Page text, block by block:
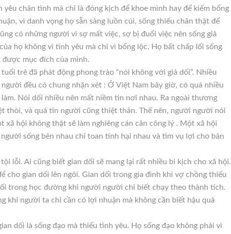
yêu chân tình mà chỉ là đóng kịch để khoe mình hay để kiếm bổng
vì danh vọng họ sẵn sàng luồn cúi, sống thiếu chân thật để
có những người vì sợ mất việc, sợ bị đuổi việc nên sống giả
họ không vì tình yêu mà chỉ vì bổng lộc. Họ bất chấp lối sống
được mục đích của mình.
trẻ đã phát động phong trào “nói không với giả dối”. Nhiều
đều có chung nhận xét : Ở Việt Nam bây giờ, có quá nhiều
Nói dối nhiều nên mất niềm tin nơi nhau. Ra ngoài thương
thòi, và quá tin người cũng thiệt thân. Thế nên, người người nói
xã hội không thật sẽ làm nghiêng cán cân công lý . Một xã hội
sống bên nhau chỉ toan tính hại nhau và tìm vụ lợi cho bản
lỗi. Ai cũng biết gian dối sẽ mang lại rất nhiều bi kịch cho xã hội.
cho gian dối lên ngôi. Gian dối trong gia đình khi vợ chồng thiếu
trong học đường khi người người chỉ biết chạy theo thành tích.
khi người ta chỉ cần có lợi nhuận mà không cần biết hậu quả
dối là sống đạo mà thiếu tình yêu. Họ sống đạo không phải vì